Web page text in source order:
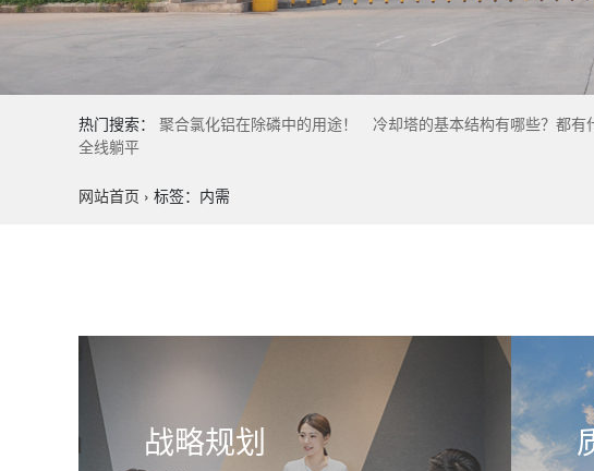
热门搜索： 聚合氯化铝在除磷中的用途！ 冷却塔的基本结构有哪些？都有
全线躺平
网站首页 › 标签：内需
战略规划